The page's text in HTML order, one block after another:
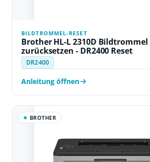
BILDTROMMEL-RESET
Brother HL-L 2310D Bildtrommel
zurücksetzen - DR2400 Reset
DR2400
Anleitung öffnen
BROTHER